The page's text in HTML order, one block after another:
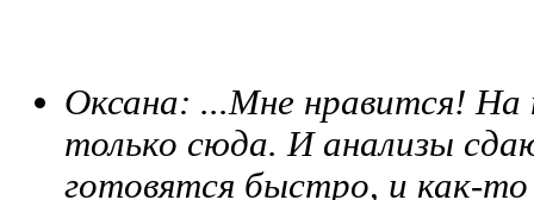
Оксана: ...Мне нравится!
только сюда. И анализы
готовятся быстро, и как-